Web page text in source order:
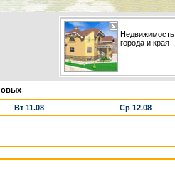
Недвижимость
города и края
Вт 11.08 Ср 12.08